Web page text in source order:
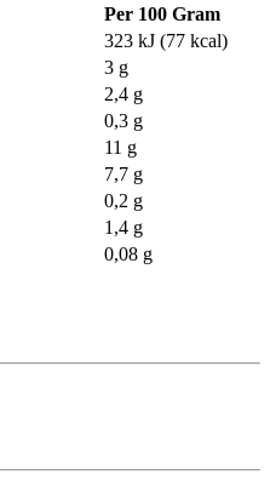
Per 100 Gram
323 kJ (77 kcal)
3 g
2,4 g
0,3 g
11 g
7,7 g
0,2 g
1,4 g
0,08 g